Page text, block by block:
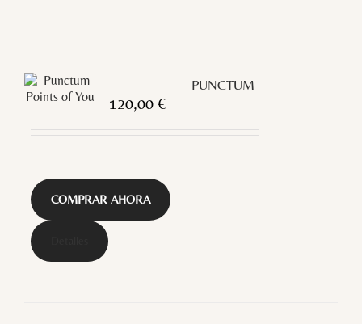
PUNCTUM
120,00 €
COMPRAR AHORA